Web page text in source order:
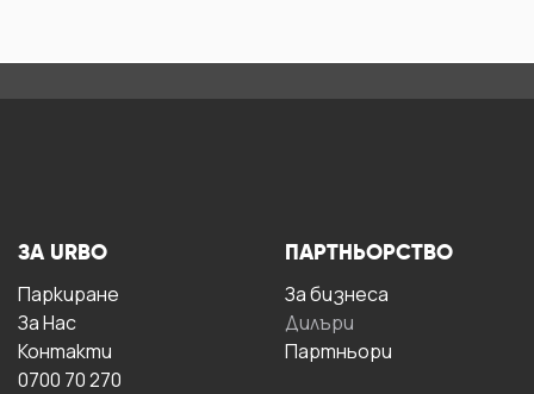
ЗА URBO
Паркиране
За Hас
Контакти
0700 70 270
ПАРТНЬОРСТВО
За бизнесa
Дилъри
Партньори